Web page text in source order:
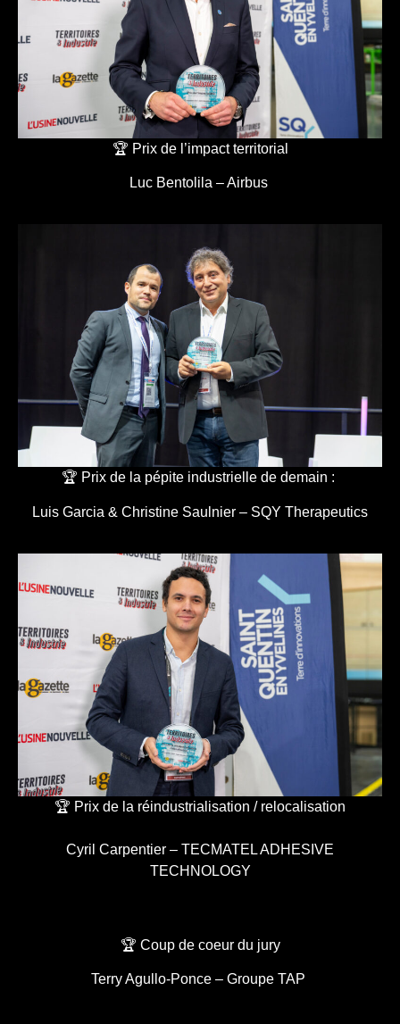
🏆 Prix de l’impact territorial
Luc Bentolila – Airbus
🏆 Prix de la pépite industrielle de demain :
Luis Garcia & Christine Saulnier – SQY Therapeutics
🏆 Prix de la réindustrialisation / relocalisation
Cyril Carpentier – TECMATEL ADHESIVE
TECHNOLOGY
🏆 Coup de coeur du jury
Terry Agullo-Ponce – Groupe TAP